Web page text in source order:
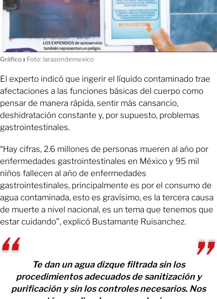
Gráficoı Foto: larazondemexico
El experto indicó que ingerir el líquido contaminado trae
afectaciones a las funciones básicas del cuerpo como
pensar de manera rápida, sentir más cansancio,
deshidratación constante y, por supuesto, problemas
gastrointestinales.
“Hay cifras, 2.6 millones de personas mueren al año por
enfermedades gastrointestinales en México y 95 mil
niños fallecen al año de enfermedades
gastrointestinales, principalmente es por el consumo de
agua contaminada, esto es gravísimo, es la tercera causa
de muerte a nivel nacional, es un tema que tenemos que
estar cuidando”, explicó Bustamante Ruisanchez.
Te dan un agua dizque filtrada sin los
procedimientos adecuados de sanitización y
purificación y sin los controles necesarios. Nos